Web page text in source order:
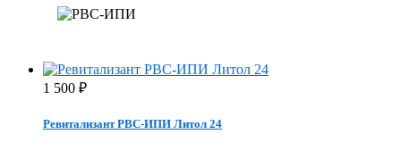
1 500 ₽
Ревитализант РВС-ИПИ Литол 24